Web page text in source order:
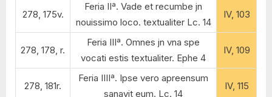
278, 175v.
Feria IIª. Vade et recumbe jn
nouissimo loco. textualiter Lc. 14
IV, 103
278, 178, r.
Feria IIIª. Omnes jn vna spe
vocati estis textualiter. Ephe 4
IV, 109
278, 181r.
Feria IIIIª. Ipse vero apreensum
sanavit eum. Lc. 14
IV, 115